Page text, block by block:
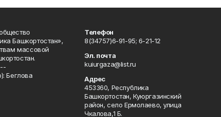
Башкортостан»,
массовой
Беглова
Телефон
8(34757)6-91-95; 6-21-12
Эл. почта
kuiurgaza@list.ru
Адрес
453360, Республика
Башкортостан, Куюргазинский
район, село Ермолаево, улица
Чкалова,1 Б.